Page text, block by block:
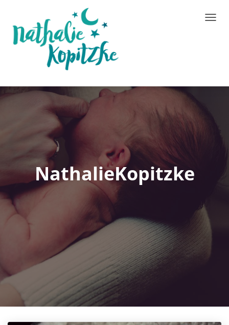
NathalieKopitzke